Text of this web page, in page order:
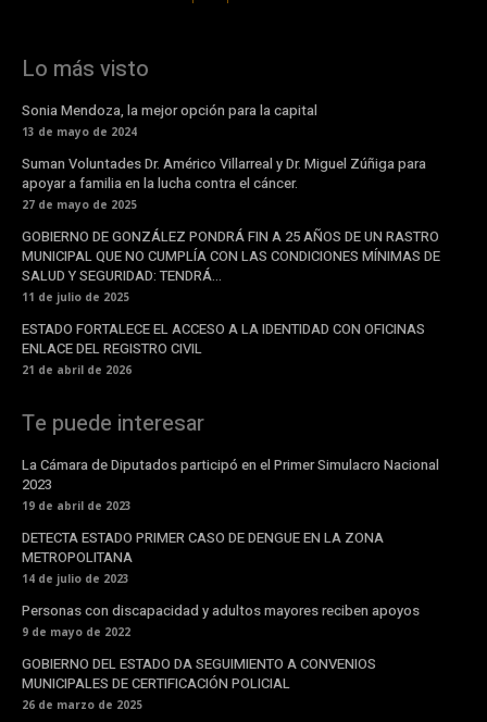
Lo más visto
Sonia Mendoza, la mejor opción para la capital
13 de mayo de 2024
Suman Voluntades Dr. Américo Villarreal y Dr. Miguel Zúñiga para
apoyar a familia en la lucha contra el cáncer.
27 de mayo de 2025
GOBIERNO DE GONZÁLEZ PONDRÁ FIN A 25 AÑOS DE UN RASTRO
MUNICIPAL QUE NO CUMPLÍA CON LAS CONDICIONES MÍNIMAS DE
SALUD Y SEGURIDAD: TENDRÁ...
11 de julio de 2025
ESTADO FORTALECE EL ACCESO A LA IDENTIDAD CON OFICINAS
ENLACE DEL REGISTRO CIVIL
21 de abril de 2026
Te puede interesar
La Cámara de Diputados participó en el Primer Simulacro Nacional
2023
19 de abril de 2023
DETECTA ESTADO PRIMER CASO DE DENGUE EN LA ZONA
METROPOLITANA
14 de julio de 2023
Personas con discapacidad y adultos mayores reciben apoyos
9 de mayo de 2022
GOBIERNO DEL ESTADO DA SEGUIMIENTO A CONVENIOS
MUNICIPALES DE CERTIFICACIÓN POLICIAL
26 de marzo de 2025